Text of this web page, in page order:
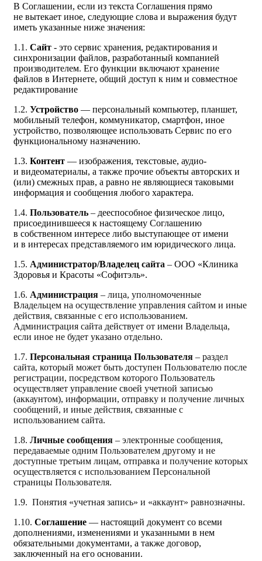
В Соглашении, если из текста Соглашения прямо
не вытекает иное, следующие слова и выражения будут
иметь указанные ниже значения:
1.1. Сайт - это сервис хранения, редактирования и
синхронизации файлов, разработанный компанией
производителем. Его функции включают хранение
файлов в Интернете, общий доступ к ним и совместное
редактирование
1.2. Устройство — персональный компьютер, планшет,
мобильный телефон, коммуникатор, смартфон, иное
устройство, позволяющее использовать Сервис по его
функциональному назначению.
1.3. Контент — изображения, текстовые, аудио-
и видеоматериалы, а также прочие объекты авторских и
(или) смежных прав, а равно не являющиеся таковыми
информация и сообщения любого характера.
1.4. Пользователь – дееспособное физическое лицо,
присоединившееся к настоящему Соглашению
в собственном интересе либо выступающее от имени
и в интересах представляемого им юридического лица.
1.5. Администратор/Владелец сайта – ООО «Клиника
Здоровья и Красоты «Софитэль».
1.6. Администрация – лица, уполномоченные
Владельцем на осуществление управления сайтом и иные
действия, связанные с его использованием.
Администрация сайта действует от имени Владельца,
если иное не будет указано отдельно.
1.7. Персональная страница Пользователя – раздел
сайта, который может быть доступен Пользователю после
регистрации, посредством которого Пользователь
осуществляет управление своей учетной записью
(аккаунтом), информации, отправку и получение личных
сообщений, и иные действия, связанные с
использованием сайта.
1.8. Личные сообщения – электронные сообщения,
передаваемые одним Пользователем другому и не
доступные третьим лицам, отправка и получение которых
осуществляется с использованием Персональной
страницы Пользователя.
1.9. Понятия «учетная запись» и «аккаунт» равнозначны.
1.10. Соглашение — настоящий документ со всеми
дополнениями, изменениями и указанными в нем
обязательными документами, а также договор,
заключенный на его основании.